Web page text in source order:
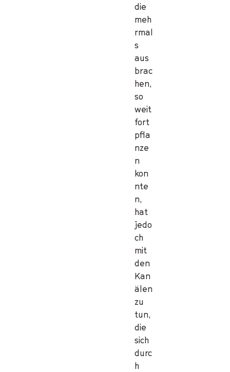
die
meh
rmal
s
aus
brac
hen,
so
weit
fort
pfla
nze
n
kon
nte
n,
hat
jedo
ch
mit
den
Kan
älen
zu
tun,
die
sich
durc
h